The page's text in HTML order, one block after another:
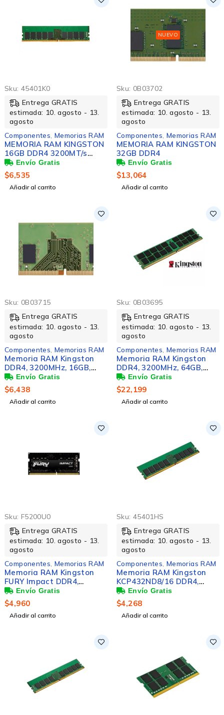
Sku: 45401K0
Entrega GRATIS
estimada: 10. agosto - 13.
agosto
Componentes Memorias RAM
MEMORIA RAM KINGSTON
16GB DDR4 3200MT/s
Single Rank ECC Module
$6,535
Añadir al carrito
NUEVO
Sku: 0B03702
Entrega GRATIS
estimada: 10. agosto - 13.
agosto
Componentes Memorias RAM
MEMORIA RAM KINGSTON
32GB DDR4
$13,064
Añadir al carrito
Sku: 0B03715
Entrega GRATIS
estimada: 10. agosto - 13.
agosto
Componentes Memorias RAM
Memoria RAM Kingston
DDR4, 3200MHz, 16GB,
ECC, CL22, para
HP/Compaq
$6,438
Añadir al carrito
Sku: 0B03695
Entrega GRATIS
estimada: 10. agosto - 13.
agosto
Componentes Memorias RAM
Memoria RAM Kingston
DDR4, 3200MHz, 64GB,
ECC, CL22
$22,199
Añadir al carrito
Sku: F5200U0
Entrega GRATIS
estimada: 10. agosto - 13.
agosto
Componentes Memorias RAM
Memoria RAM Kingston
FURY Impact DDR4,
3200MHz, 16GB, Non-ECC,
CL20, SO-DIMM, XMP
$4,960
Añadir al carrito
Sku: 45401HS
Entrega GRATIS
estimada: 10. agosto - 13.
agosto
Componentes Memorias RAM
Memoria RAM Kingston
KCP432ND8/16 DDR4,
3200MHz, 16GB, CL22,
Verde
$4,268
Añadir al carrito